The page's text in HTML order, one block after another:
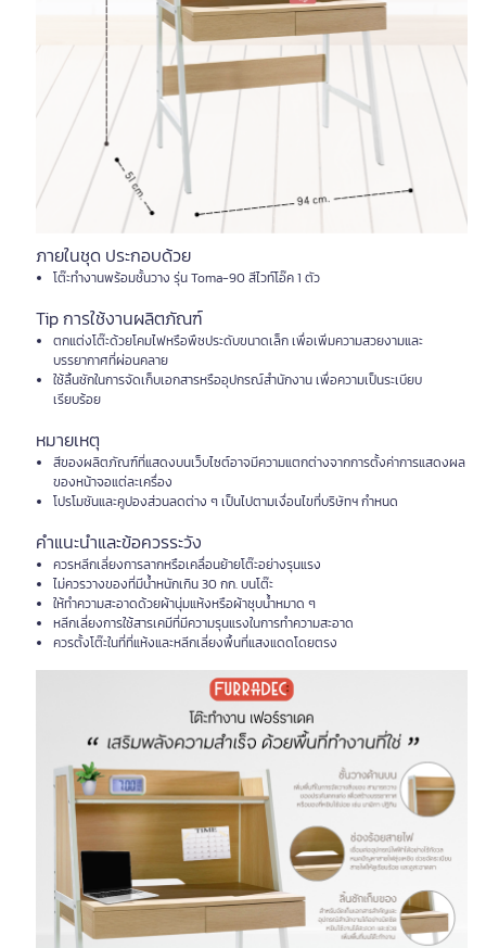
ภายในชุด ประกอบด้วย
โต๊ะทำงานพร้อมชั้นวาง รุ่น Toma-90 สีไวท์โอ๊ค 1 ตัว
Tip การใช้งานผลิตภัณฑ์
ตกแต่งโต๊ะด้วยโคมไฟหรือพืชประดับขนาดเล็ก เพื่อเพิ่มความสวยงามและ
บรรยากาศที่ผ่อนคลาย
ใช้ลิ้นชักในการจัดเก็บเอกสารหรืออุปกรณ์สำนักงาน เพื่อความเป็นระเบียบ
เรียบร้อย
หมายเหตุ
สีของผลิตภัณฑ์ที่แสดงบนเว็บไซต์อาจมีความแตกต่างจากการตั้งค่าการแสดงผล
ของหน้าจอแต่ละเครื่อง
โปรโมชันและคูปองส่วนลดต่าง ๆ เป็นไปตามเงื่อนไขที่บริษัทฯ กำหนด
คำแนะนำและข้อควรระวัง
ควรหลีกเลี่ยงการลากหรือเคลื่อนย้ายโต๊ะอย่างรุนแรง
ไม่ควรวางของที่มีน้ำหนักเกิน 30 กก. บนโต๊ะ
ให้ทำความสะอาดด้วยผ้านุ่มแห้งหรือผ้าชุบน้ำหมาด ๆ
หลีกเลี่ยงการใช้สารเคมีที่มีความรุนแรงในการทำความสะอาด
ควรตั้งโต๊ะในที่ที่แห้งและหลีกเลี่ยงพื้นที่แสงแดดโดยตรง